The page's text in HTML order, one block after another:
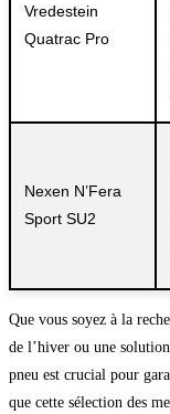
Vredestein
Quatrac Pro
Nexen N’Fera
Sport SU2
Que vous soyez à la
de l’hiver ou une
pneu est crucial pour
que cette sélection des